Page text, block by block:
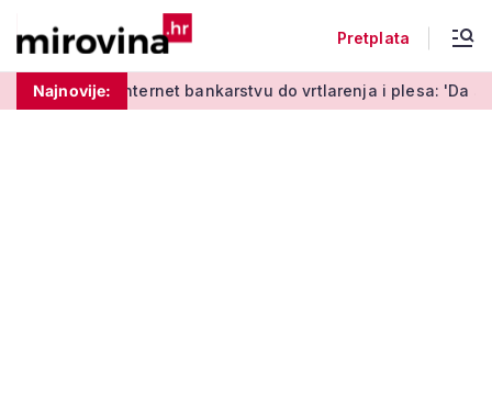
Pretplata
Najnovije:
o internet bankarstvu do vrtlarenja i plesa: 'Da starije